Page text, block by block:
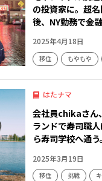
の投資家に。超
後、NY勤務で金融
2025年4月18日
移住 もやもや
はたナマ
会社員chikaさん
ランドで寿司職
ら寿司学校へ通う。
2025年3月19日
移住 挑戦